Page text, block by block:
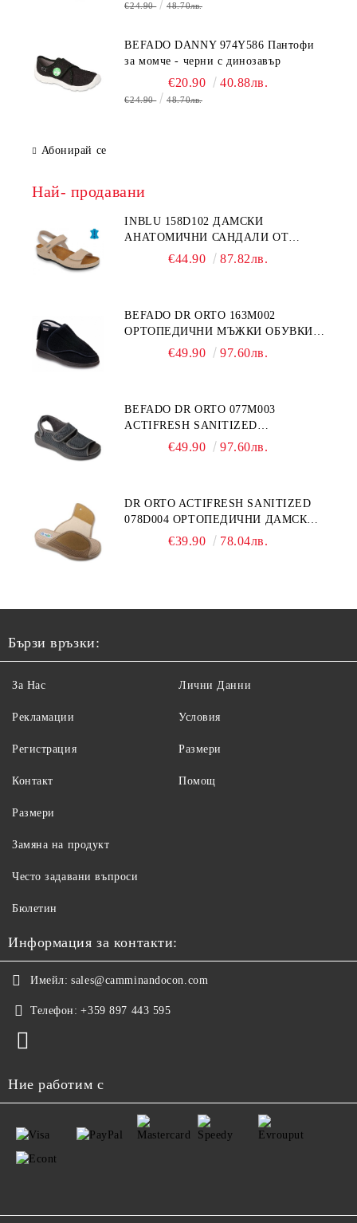
€24.90 48.70лв.
BEFADO DANNY 974Y586 Пантофи
за момче - черни с динозавър
€20.90 40.88лв.
€24.90 48.70лв.
Абонирай се
Най- продавани
INBLU 158D102 ДАМСКИ
АНАТОМИЧНИ САНДАЛИ ОТ
ЕСТЕСТВЕНА КОЖА, БЕЖОВИ
€44.90 87.82лв.
BEFADO DR ORTO 163M002
ОРТОПЕДИЧНИ МЪЖКИ ОБУВКИ
ЗА ГИПСИРАН ИЛИ СВРЪХ
€49.90 97.60лв.
BEFADO DR ORTO 077M003
ACTIFRESH SANITIZED
ОРТОПЕДИЧНИ САНДАЛИ ЗА
€49.90 97.60лв.
DR ORTO ACTIFRESH SANITIZED
078D004 ОРТОПЕДИЧНИ ДАМСКИ
ЧЕХЛИ ЗА МНОГО ОТЕКЪЛ КРАК,
€39.90 78.04лв.
Бързи връзки:
За Нас
Рекламации
Регистрация
Контакт
Лични Данни
Условия
Размери
Помощ
Размери
Замяна на продукт
Често задавани въпроси
Бюлетин
Информация за контакти:
Имейл: sales@camminandocon.com
Телефон: +359 897 443 595
Ние работим с